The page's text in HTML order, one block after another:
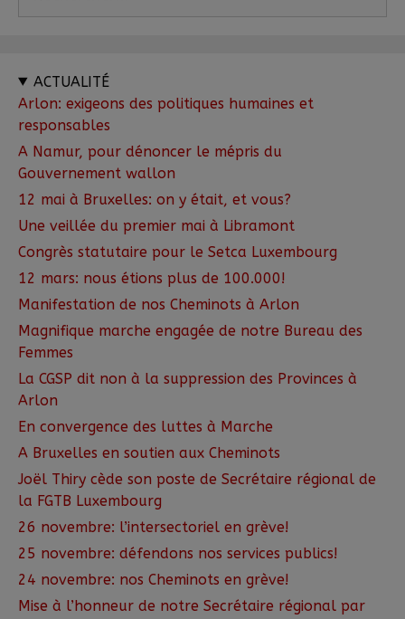
ACTUALITÉ
Arlon: exigeons des politiques humaines et
responsables
A Namur, pour dénoncer le mépris du
Gouvernement wallon
12 mai à Bruxelles: on y était, et vous?
Une veillée du premier mai à Libramont
Congrès statutaire pour le Setca Luxembourg
12 mars: nous étions plus de 100.000!
Manifestation de nos Cheminots à Arlon
Magnifique marche engagée de notre Bureau des
Femmes
La CGSP dit non à la suppression des Provinces à
Arlon
En convergence des luttes à Marche
A Bruxelles en soutien aux Cheminots
Joël Thiry cède son poste de Secrétaire régional de
la FGTB Luxembourg
26 novembre: l’intersectoriel en grève!
25 novembre: défendons nos services publics!
24 novembre: nos Cheminots en grève!
Mise à l’honneur de notre Secrétaire régional par